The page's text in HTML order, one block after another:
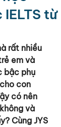
IELTS từ
rất nhiều
em và
bậc phụ
con
có nên
và
Cùng JYS